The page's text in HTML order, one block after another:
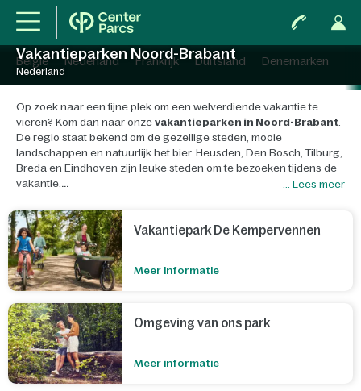
België Nederland Frankrijk Duitsland Denemarken
Vakantieparken Noord-Brabant
Nederland
Op zoek naar een fijne plek om een welverdiende vakantie te
vieren? Kom dan naar onze vakantieparken in Noord-Brabant.
De regio staat bekend om de gezellige steden, mooie
landschappen en natuurlijk het bier. Heusden, Den Bosch, Tilburg,
Breda en Eindhoven zijn leuke steden om te bezoeken tijdens de
vakantie.
In Noord-Brabant vind je het allemaal. Van grote bossen, tot
zandverstuivingen en grote meren. Allemaal natuur waar je
helemaal tot rust kan komen, maar daar eindigt het niet. Er zijn ook
culturele parels te ontdekken. Denk aan Kasteel Maurick in Vught,
Fort Sabina in Willemstad of ontdek de oude binnenstad van Den
Bosch.
Vergeet geen bierproeverij te boeken bij een van de vele
bierbrouwerijen die Noord-Brabant rijk is! Maar ook voor kinderen
is Noord-Brabant de perfecte plek om naartoe op vakantie te
gaan, want er zijn ongelofelijk veel opties die leuk zijn voor jong
en oud. Wat dacht je van De Efteling in Kaatsheuvel, het
... Lees meer
Vakantiepark De Kempervennen
Meer informatie
Omgeving van ons park
Meer informatie